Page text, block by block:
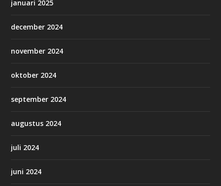
januari 2025
december 2024
november 2024
oktober 2024
september 2024
augustus 2024
juli 2024
juni 2024